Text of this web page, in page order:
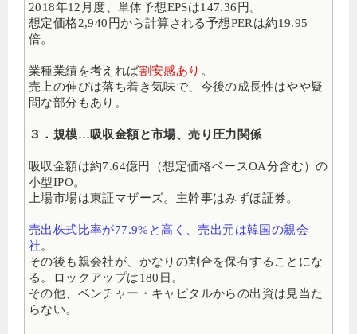
2018年12月度、単体予想EPSは147.36円。
想定価格2,940円から計算される予想PERは約19.95
倍。
業種業績を考えれば割安感あり 。
売上の伸びは落ち着き気味で、今後の成長性はやや疑
問な部分もあり。
３．規模…吸収金額と市場、売り圧力関係
吸収金額は約7.64億円（想定価格ベースOA分含む）の
小型IPO。
上場市場は東証マザーズ。主幹事はみずほ証券。
売出株式比率が77.9%と高く、売出元は韓国の親会
社。
その後も親会社が、かなりの割合を保有することにな
る。ロックアップは180日。
その他、ベンチャー・キャピタルからの出資は見当た
らない。